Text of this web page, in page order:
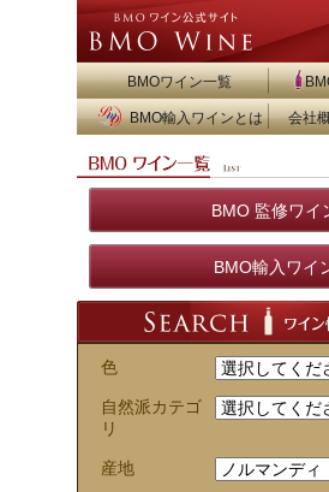
BMOワイン一覧
BMO輸入ワインとは 会社
BMO 監修ワイ
BMO輸入ワイ
色
自然派カテゴ
リ
産地